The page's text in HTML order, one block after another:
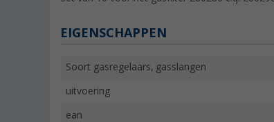
EIGENSCHAPPEN
Soort gasregelaars, gasslangen
uitvoering
ean